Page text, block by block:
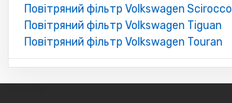
Повітряний фільтр Volkswagen Scirocco
Повітряний фільтр Volkswagen Tiguan
Повітряний фільтр Volkswagen Touran